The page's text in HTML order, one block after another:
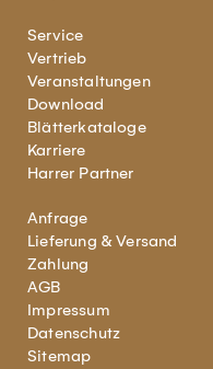
Service
Vertrieb
Veranstaltungen
Download
Blätterkataloge
Karriere
Harrer Partner
Anfrage
Lieferung & Versand
Zahlung
AGB
Impressum
Datenschutz
Sitemap